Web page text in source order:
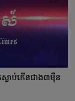
លាប់កើនជាង៣ម៉ឺន